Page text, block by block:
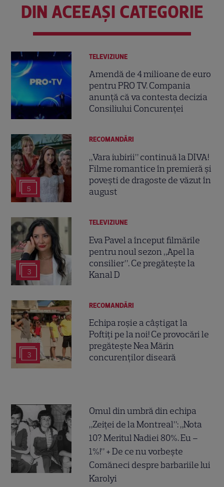
DIN ACEEAȘI CATEGORIE
TELEVIZIUNE
Amendă de 4 milioane de euro
pentru PRO TV. Compania
anunță că va contesta decizia
Consiliului Concurenței
5
RECOMANDĂRI
„Vara iubirii” continuă la DIVA!
Filme romantice în premieră și
povești de dragoste de văzut în
august
3
TELEVIZIUNE
Eva Pavel a început filmările
pentru noul sezon „Apel la
consilier”. Ce pregătește la
Kanal D
3
RECOMANDĂRI
Echipa roșie a câștigat la
Poftiți pe la noi! Ce provocări le
pregătește Nea Mărin
concurenților diseară
Omul din umbră din echipa
„Zeiței de la Montreal”: „Nota
10? Meritul Nadiei 80%. Eu –
1%!” + De ce nu vorbește
Comăneci despre barbariile lui
Karolyi